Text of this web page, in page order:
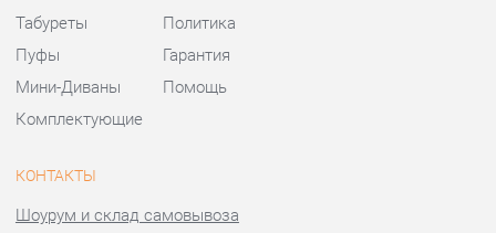
Шоурум и склад самовывоза
Адрес: г. Екатеринбург,
ул.Металлургов, 84
Телефон: +7 (343) 383-36-37
Пн - Пт:10:00 - 20:00 (GMT+5)
Отправить сообщение